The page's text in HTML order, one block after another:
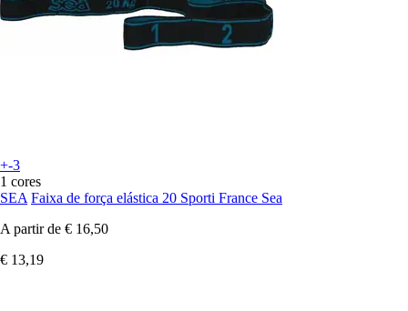
+-3
1 cores
SEA Faixa de força elástica 20 Sporti France Sea
A partir de € 16,50
€ 13,19